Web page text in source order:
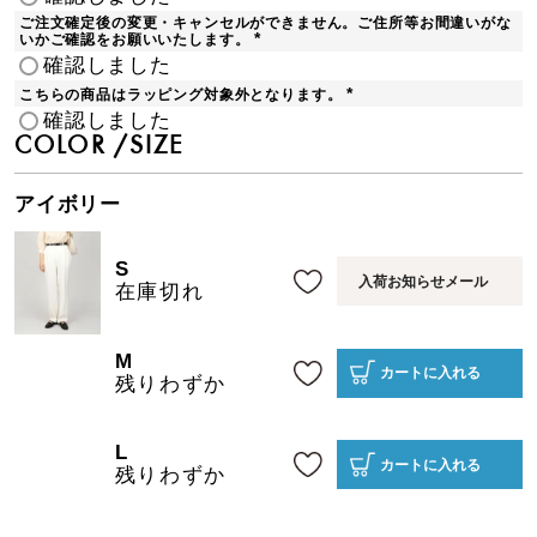
須
)
ご注文確定後の変更・キャンセルができません。ご住所等お間違いがな
いかご確認をお願いいたします。
)
確認しました
こちらの商品はラッピング対象外となります。
確認しました
COLOR SIZE
アイボリー
S
在庫切れ
入荷お知らせメール
M
残りわずか
カートに入れる
L
残りわずか
カートに入れる